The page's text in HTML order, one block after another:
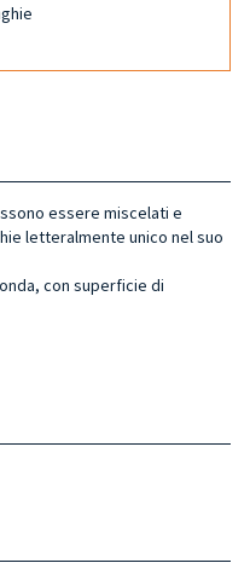
essere miscelati e
letteralmente unico nel suo
con superficie di